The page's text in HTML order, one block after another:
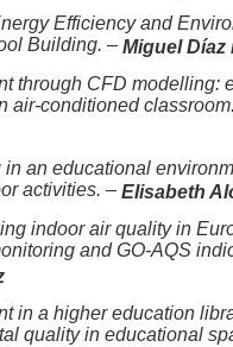
Efficiency and
Building. – Miguel Díaz
through CFD modelling:
air-conditioned
an educational
activities. – Elisabeth
indoor air quality in
and GO-AQS
in a higher education
quality in educational